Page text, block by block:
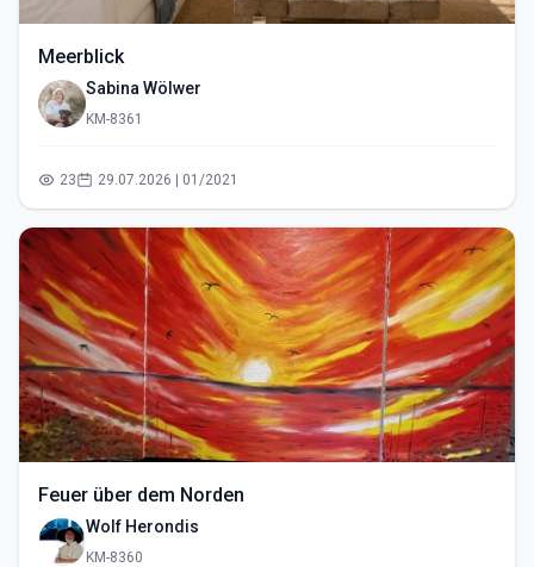
Meerblick
Sabina Wölwer
KM-8361
23 29.07.2026 | 01/2021
Feuer über dem Norden
Wolf Herondis
KM-8360